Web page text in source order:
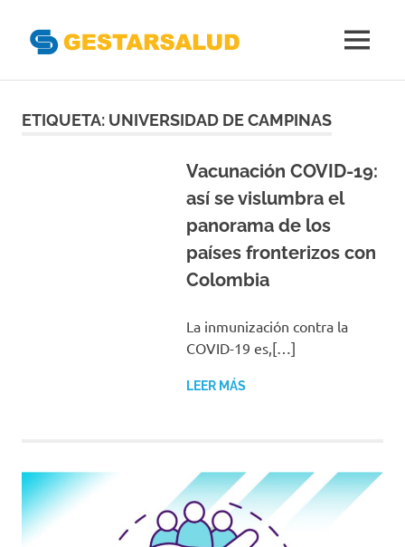
Gestoras
MENÚ
ETIQUETA: UNIVERSIDAD DE CAMPINAS
Vacunación COVID-19:
así se vislumbra el
panorama de los
países fronterizos con
Colombia
La inmunización contra la
COVID-19 es,[…]
LEER MÁS